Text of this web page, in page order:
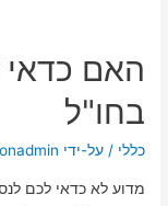
האם כדאי
בחו"ל
כללי / על-ידי
מדוע לא כדאי לכם